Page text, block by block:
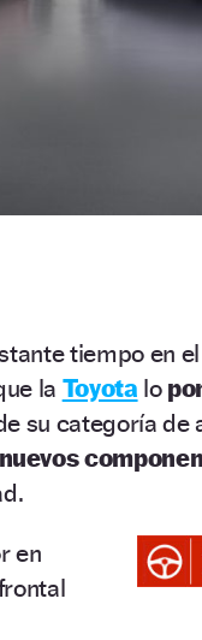
tiempo en
la Toyota lo
su categoría de
en